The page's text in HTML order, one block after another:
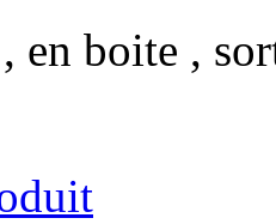
en boite ,